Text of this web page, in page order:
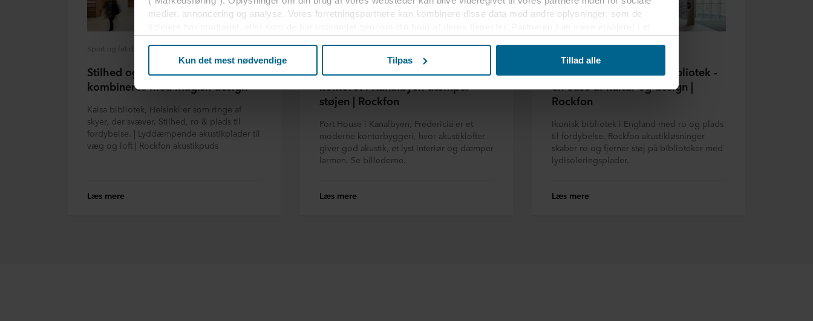
medier, annoncering og analyse. Vores forretningspartnere kan kombinere disse data med andre oplysninger, som de
enkelt cookie, links til vores potentielle partneres privatlivspolitikker og hvor længe hver enkelt cookie gemmes på dit
terminaludstyr. Det er din beslutning, til hvilke formål vores websteder kan bruge cookies og dermed behandle oplysninger
om dig via cookies.
Du kan til enhver tid trække dit samtykke tilbage eller ændre det ved at klikke på cookie-ikonet nederst på webstedet. Læs
mere om vores brug af cookies i afsnittet "Om" og om vores behandling af personoplysninger i voresPrivatlivspolitik
Kun det mest nødvendige Tilpas Tillad alle
Sport og fritid
Stilhed og ro på biblioteker
kombineres med magisk design
Kaisa bibliotek, Helsinki er som ringe af
skyer, der svæver. Stilhed, ro & plads til
fordybelse. | Lyddæmpende akustikplader til
væg og loft | Rockfon akustikpuds
Læs mere
Port House
Akustiklofter i Port House-
kontoret i Kanalbyen dæmper
støjen | Rockfon
Port House i Kanalbyen, Fredericia er et
moderne kontorbyggeri, hvor akustiklofter
giver god akustik, et lyst interiør og dæmper
larmen. Se billederne.
Læs mere
Sport og fritid
The Word er et støjfrit bibliotek -
en oase af kultur og design |
Rockfon
Ikonisk bibliotek i England med ro og plads
til fordybelse. Rockfon akustikløsninger
skaber ro og fjerner støj på biblioteker med
lydisoleringsplader.
Læs mere